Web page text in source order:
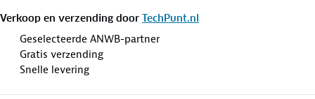
Verkoop en verzending door TechPunt.nl
Geselecteerde ANWB-partner
Gratis verzending
Snelle levering